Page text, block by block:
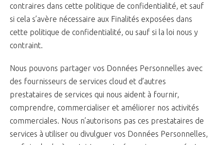
contraires dans cette politique de confidentialité, et sauf
si cela s’avère nécessaire aux Finalités exposées dans
cette politique de confidentialité, ou sauf si la loi nous y
contraint.
Nous pouvons partager vos Données Personnelles avec
des fournisseurs de services cloud et d’autres
prestataires de services qui nous aident à fournir,
comprendre, commercialiser et améliorer nos activités
commerciales. Nous n’autorisons pas ces prestataires de
services à utiliser ou divulguer vos Données Personnelles,